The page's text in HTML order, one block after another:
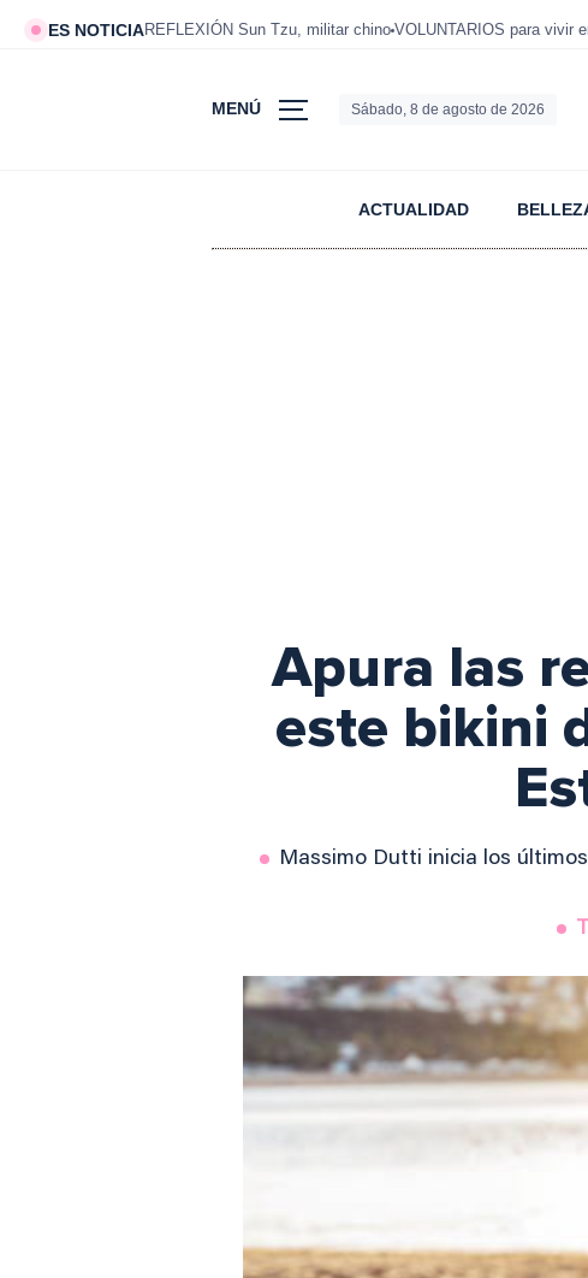
ES NOTICIAREFLEXIÓN Sun Tzu, militar chino VOLUNTARIOS para vivir
MENÚ Sábado, 8 de agosto de 2026
ACTUALIDAD
Apura las
este bikini
Massimo Dutti inicia los